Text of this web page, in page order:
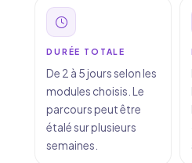
DURÉE TOTALE
De 2 à 5 jours selon les
modules choisis. Le
parcours peut être
étalé sur plusieurs
semaines.